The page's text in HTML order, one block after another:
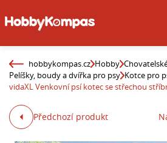
hobbykompas.cz Hobby
Pelíšky, boudy a dvířka pro psy Kotce pro
vidaXL Venkovní psí kotec se střechou
Předchozí produkt